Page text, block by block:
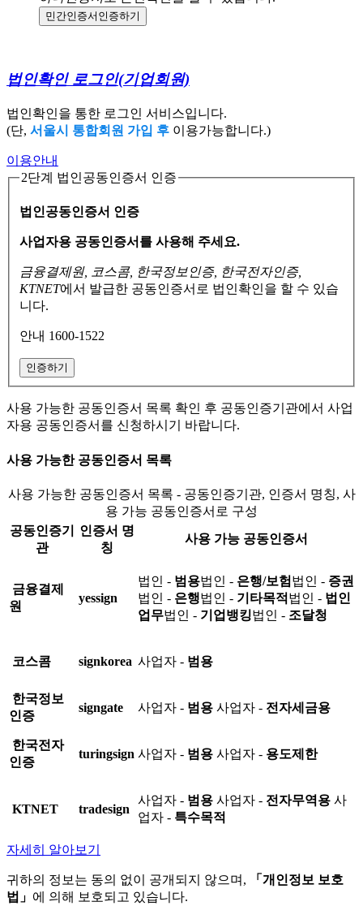
민간인증서 인증하기
법인확인 로그인(기업회원)
법인확인을 통한 로그인 서비스입니다.
(단, 서울시 통합회원 가입 후 이용가능합니다.)
이용안내
2단계 법인공동인증서 인증
법인공동인증서 인증
사업자용 공동인증서를 사용해 주세요.
금융결제원, 코스콤, 한국정보인증, 한국전자인증,
KTNET에서 발급한 공동인증서로 법인확인을 할 수 있습
니다.
안내 1600-1522
인증하기
사용 가능한 공동인증서 목록 확인 후 공동인증기관에서 사업
자용 공동인증서를 신청하시기 바랍니다.
사용 가능한 공동인증서 목록
사용 가능한 공동인증서 목록 - 공동인증기관, 인증서 명칭, 사
용 가능 공동인증서로 구성
공동인증기
관
인증서 명
칭
사용 가능 공동인증서
금융결제
원
yessign
법인 - 범용법인 - 은행/보험 법인 - 증권
법인 - 은행법인 - 기타목적 법인 - 법인
업무법인 - 기업뱅킹법인 - 조달청
코스콤 signkorea 사업자 - 범용
한국정보
인증
signgate 사업자 - 범용 사업자 - 전자세금용
한국전자
인증
turingsign 사업자 - 범용 사업자 - 용도제한
KTNET tradesign
사업자 - 범용 사업자 - 전자무역용 사
업자 - 특수목적
자세히 알아보기
귀하의 정보는 동의 없이 공개되지 않으며,
「개인정보 보호
법」 에 의해 보호되고 있습니다.